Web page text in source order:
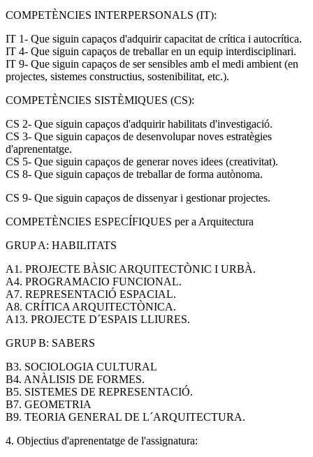
COMPETÈNCIES INTERPERSONALS (IT):
IT 1- Que siguin capaços d'adquirir capacitat de crítica i autocrítica.
IT 4- Que siguin capaços de treballar en un equip interdisciplinari.
IT 9- Que siguin capaços de ser sensibles amb el medi ambient (en
projectes, sistemes constructius, sostenibilitat, etc.).
COMPETÈNCIES SISTÈMIQUES (CS):
CS 2- Que siguin capaços d'adquirir habilitats d'investigació.
CS 3- Que siguin capaços de desenvolupar noves estratègies
d'aprenentatge.
CS 5- Que siguin capaços de generar noves idees (creativitat).
CS 8- Que siguin capaços de treballar de forma autònoma.
CS 9- Que siguin capaços de dissenyar i gestionar projectes.
COMPETÈNCIES ESPECÍFIQUES per a Arquitectura
GRUP A: HABILITATS
A1. PROJECTE BÀSIC ARQUITECTÒNIC I URBÀ.
A4. PROGRAMACIO FUNCIONAL.
A7. REPRESENTACIÓ ESPACIAL.
A8. CRÍTICA ARQUITECTÒNICA.
A13. PROJECTE D´ESPAIS LLIURES.
GRUP B: SABERS
B3. SOCIOLOGIA CULTURAL
B4. ANÀLISIS DE FORMES.
B5. SISTEMES DE REPRESENTACIÓ.
B7. GEOMETRIA
B9. TEORIA GENERAL DE L´ARQUITECTURA.
4. Objectius d'aprenentatge de l'assignatura: